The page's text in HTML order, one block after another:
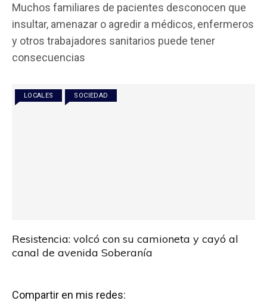
ce
b
o
k
tt
er
at
s
A
p
ail m
p
Muchos familiares de pacientes desconocen que
insultar, amenazar o agredir a médicos, enfermeros
y otros trabajadores sanitarios puede tener
consecuencias
LOCALES SOCIEDAD
Resistencia: volcó con su camioneta y cayó al
canal de avenida Soberanía
Compartir en mis redes: